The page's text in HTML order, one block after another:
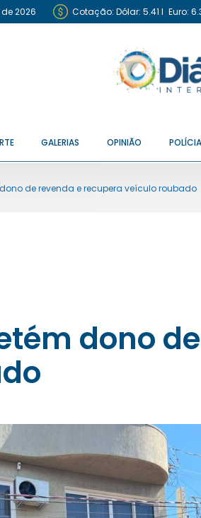
2026 Cotação: Dólar: 5.41 I Euro:
GALERIAS OPINIÃO
de revenda e recupera veículo roubado
dono